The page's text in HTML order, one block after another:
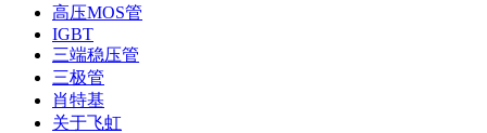
高压MOS管
IGBT
三端稳压管
三极管
肖特基
关于飞虹